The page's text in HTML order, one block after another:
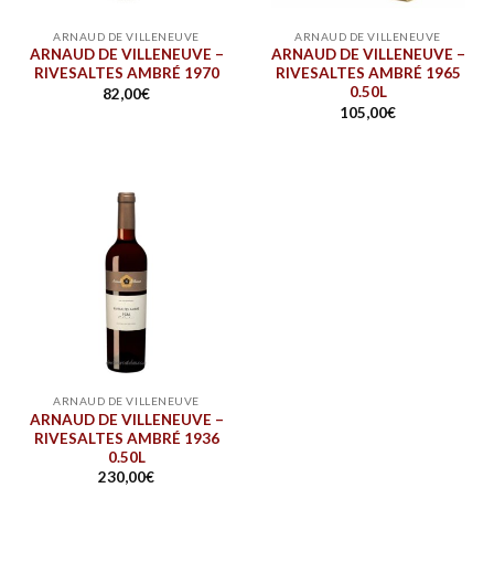
ARNAUD DE VILLENEUVE
ARNAUD DE VILLENEUVE –
RIVESALTES AMBRÉ 1970
82,00€
ARNAUD DE VILLENEUVE
ARNAUD DE VILLENEUVE –
RIVESALTES AMBRÉ 1965
0.50L
105,00€
ARNAUD DE VILLENEUVE
ARNAUD DE VILLENEUVE –
RIVESALTES AMBRÉ 1936
0.50L
230,00€